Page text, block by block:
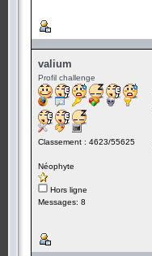
valium
Profil challenge
Classement : 4623/55625
Néophyte
Hors ligne
Messages: 8